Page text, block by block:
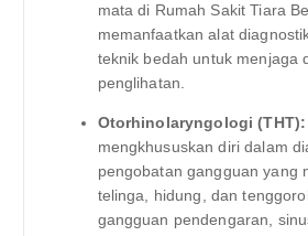
mata di Rumah Sakit Tiara
memanfaatkan alat
teknik bedah untuk menjaga
penglihatan.
Otorhinolaryngologi (THT):
mengkhususkan diri dalam
pengobatan gangguan yang
telinga, hidung, dan
gangguan pendengaran,